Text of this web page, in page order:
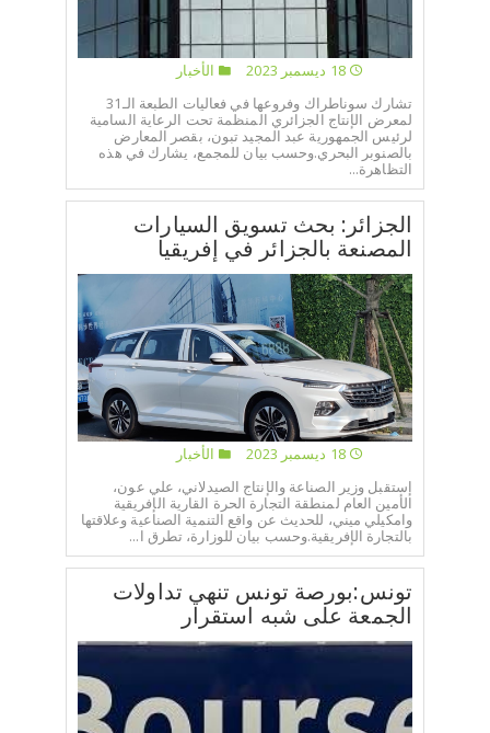
18 ديسمبر 2023
الأخبار
تشارك سوناطراك وفروعها في فعاليات الطبعة الـ31
لمعرض الإنتاج الجزائري المنظمة تحت الرعاية السامية
لرئيس الجمهورية عبد المجيد تبون، بقصر المعارض
بالصنوبر البحري.وحسب بيان للمجمع، يشارك في هذه
التظاهرة...
الجزائر: بحث تسويق السيارات
المصنعة بالجزائر في إفريقيا
18 ديسمبر 2023
الأخبار
إستقبل وزير الصناعة والإنتاج الصيدلاني، علي عون،
الأمين العام لمنطقة التجارة الحرة القارية الإفريقية
وامكيلي ميني، للحديث عن واقع التنمية الصناعية وعلاقتها
بالتجارة الإفريقية.وحسب بيان للوزارة، تطرق ا...
تونس:بورصة تونس تنهي تداولات
الجمعة على شبه استقرار